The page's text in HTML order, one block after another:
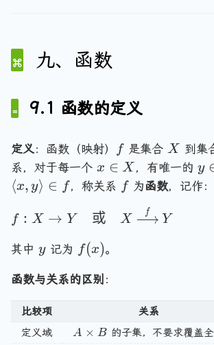
g n
}
\s
bs
et
\t
ex
t{
序
全
）
}
\s
九、函数
9.1 函数的定义
定义：函数（映射） ff 是集合X
X 到集
系，对于每一个 x
\
n
x ∈ X ，有唯一的y
\
y
⟨x, y⟩ ∈ f，称关系 ff为 函数，记作：
f:
\t
Y
\
f : X → Y 或 X
f
Y
其中 y
y记为 f
x
)
f(x)。
函数与关系的区别 ：
比较项 关系
定义域
A \times B
A × B 的子集，不要求覆盖